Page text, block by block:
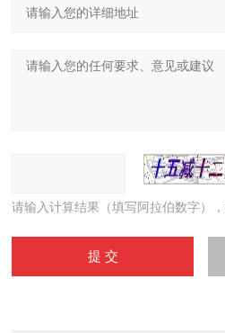
请输入计算结果（填写阿拉伯数字）